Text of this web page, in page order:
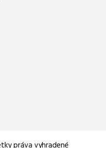
práva vyhradené